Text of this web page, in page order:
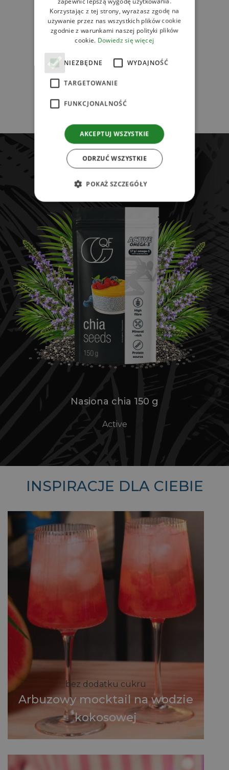
ODKRYJ WIĘCEJ
Nasiona chia 150 g
Active
INSPIRACJE DLA CIEBIE
bez dodatku cukru
Arbuzowy mocktail na wodzie
kokosowej
Korzystając z tej strony, wyrażasz zgodę na
używanie przez nas wszystkich plików cookie
zgodnie z warunkami naszej polityki plików
cookie. Dowiedz się więcej
NIEZBĘDNE WYDAJNOŚĆ
TARGETOWANIE
FUNKCJONALNOŚĆ
AKCEPTUJ WSZYSTKIE
ODRZUĆ WSZYSTKIE
POKAŻ SZCZEGÓŁY